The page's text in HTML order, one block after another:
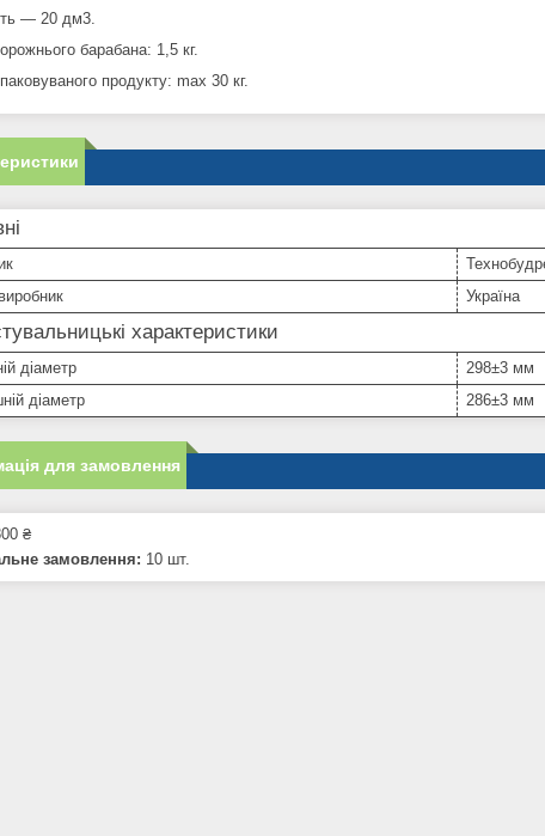
― 20 дм3.
барабана: 1,5 кг.
продукту: max 30 кг.
Україна
характеристики
діаметр
298±3 мм
діаметр
286±3 мм
для замовлення
₴
замовлення: 10 шт.